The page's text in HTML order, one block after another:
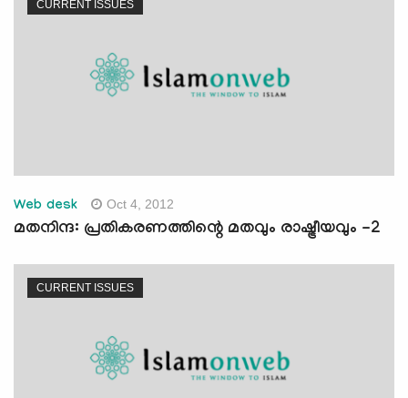
CURRENT ISSUES
Web desk Oct 4, 2012
മതനിന്ദ: പ്രതികരണത്തിന്റെ മതവും രാഷ്ട്രീയവും -2
CURRENT ISSUES